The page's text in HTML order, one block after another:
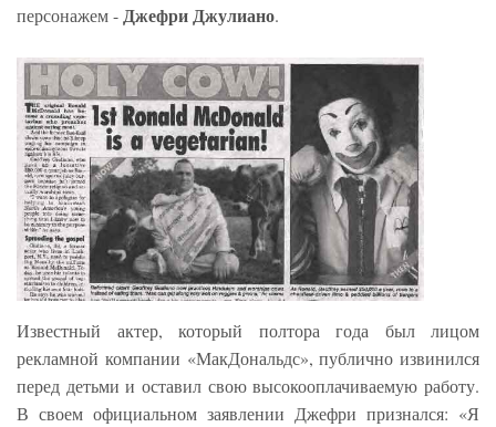
персонажем -Джефри Джулиано.
Известный актер, который полтора года был лицом
рекламной компании «МакДональдс», публично извинился
перед детьми и оставил свою высокооплачиваемую работу.
В своем официальном заявлении Джефри признался: «Я